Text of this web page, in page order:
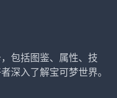
包括图鉴、属性、技
深入了解宝可梦世界。